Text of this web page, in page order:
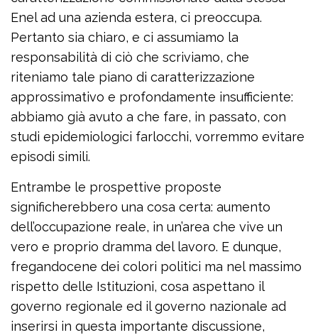
Enel ad una azienda estera, ci preoccupa.
Pertanto sia chiaro, e ci assumiamo la
responsabilità di ciò che scriviamo, che
riteniamo tale piano di caratterizzazione
approssimativo e profondamente insufficiente:
abbiamo già avuto a che fare, in passato, con
studi epidemiologici farlocchi, vorremmo evitare
episodi simili.
Entrambe le prospettive proposte
significherebbero una cosa certa: aumento
dell’occupazione reale, in un’area che vive un
vero e proprio dramma del lavoro. E dunque,
fregandocene dei colori politici ma nel massimo
rispetto delle Istituzioni, cosa aspettano il
governo regionale ed il governo nazionale ad
inserirsi in questa importante discussione,